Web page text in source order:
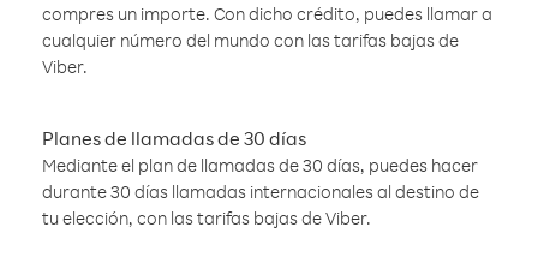
compres un importe. Con dicho crédito, puedes llamar a
cualquier número del mundo con las tarifas bajas de
Viber.
Planes de llamadas de 30 días
Mediante el plan de llamadas de 30 días, puedes hacer
durante 30 días llamadas internacionales al destino de
tu elección, con las tarifas bajas de Viber.